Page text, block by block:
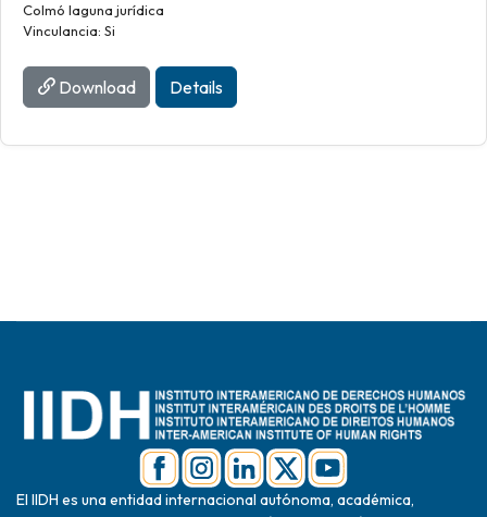
Colmó laguna jurídica
Vinculancia: Si
Download Details
El IIDH es una entidad internacional autónoma, académica,